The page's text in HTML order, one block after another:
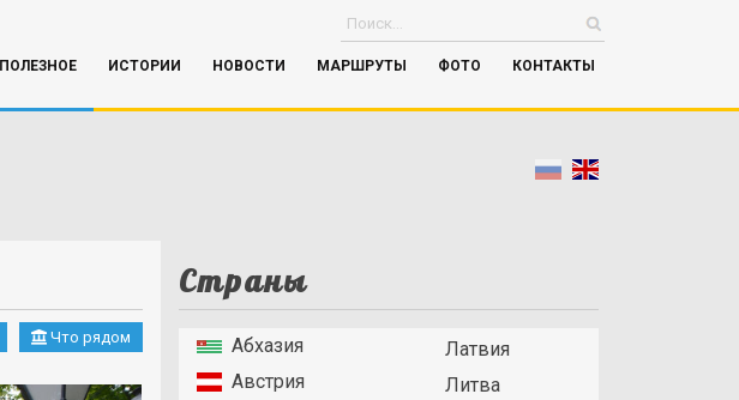
ПОЛЕЗНОЕ ИСТОРИИ НОВОСТИ МАРШРУТЫ ФОТО КОНТАКТЫ
Что рядом
Страны
Абхазия
Австрия
Латвия
Литва